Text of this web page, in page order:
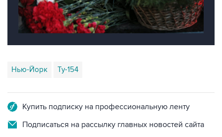
Нью-Йорк Ту-154
Купить подписку на профессиональную ленту
Подписаться на рассылку главных новостей сайта